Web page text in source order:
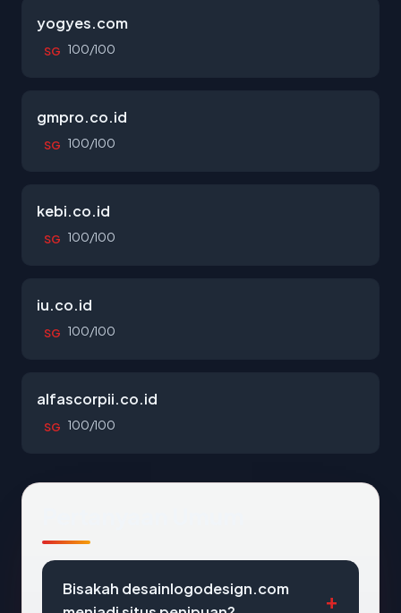
yogyes.com
SG 100/100
gmpro.co.id
SG 100/100
kebi.co.id
SG 100/100
iu.co.id
SG 100/100
alfascorpii.co.id
SG 100/100
Bisakah desainlogodesign.com